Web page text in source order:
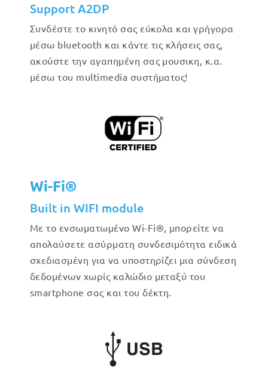
Support A2DP
Συνδέστε το κινητό σας εύκολα και γρήγορα
μέσω bluetooth και κάντε τις κλήσεις σας,
ακούστε την αγαπημένη σας μουσικη, κ.α.
μέσω του multimedia συστήματος!
Wi-Fi®
Built in WIFI module
Με το ενσωματωμένο Wi-Fi®, μπορείτε να
απολαύσετε ασύρματη συνδεσιμότητα ειδικά
σχεδιασμένη για να υποστηρίζει μια σύνδεση
δεδομένων χωρίς καλώδιο μεταξύ του
smartphone σας και του δέκτη.